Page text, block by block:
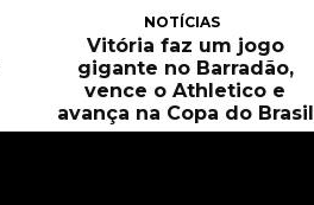
NOTÍCIAS
Vitória faz um jogo
gigante no Barradão,
vence o Athletico e
avança na Copa do Brasil